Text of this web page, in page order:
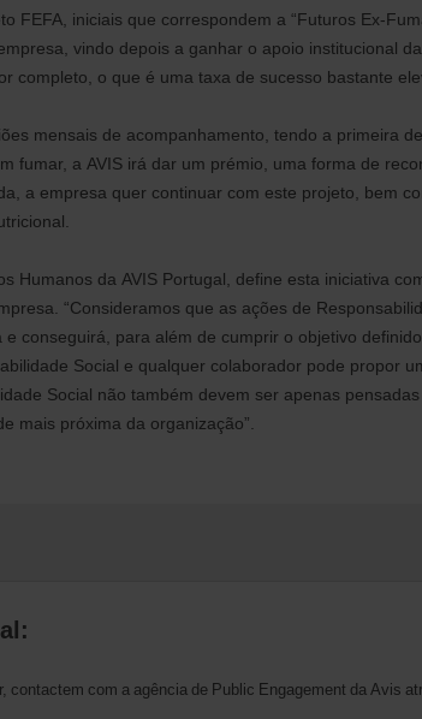
FEFA, iniciais que correspondem a “Futuros Ex-
vindo depois a ganhar o apoio institucional
completo, o que é uma taxa de sucesso bastante
mensais de acompanhamento, tendo a primeira
fumar, a AVIS irá dar um prémio, uma forma de
a empresa quer continuar com este projeto, bem
Humanos da AVIS Portugal, define esta iniciativa
“Consideramos que as ações de
conseguirá, para além de cumprir o objetivo
Social e qualquer colaborador pode propor
Social não também devem ser apenas
mais próxima da organização”.
contactem com a agência de Public Engagement da Avis